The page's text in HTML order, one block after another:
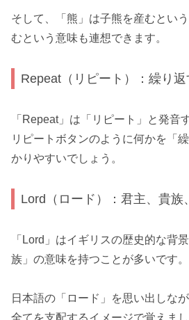
そして、「熊」は子熊を産むとい
むという意味も連想できます。
Repeat（リピート）：繰り返
「Repeat」は「リピート」と発音
リピートボタンのように何かを「
かりやすいでしょう。
Lord（ロード）：君主、貴族
「Lord」はイギリスの歴史的な背
族」の意味を持つことが多いです。
日本語の「ロード」を思い出しな